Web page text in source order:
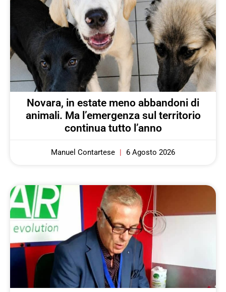
Novara, in estate meno abbandoni di
animali. Ma l’emergenza sul territorio
continua tutto l’anno
Manuel Contartese 6 Agosto 2026